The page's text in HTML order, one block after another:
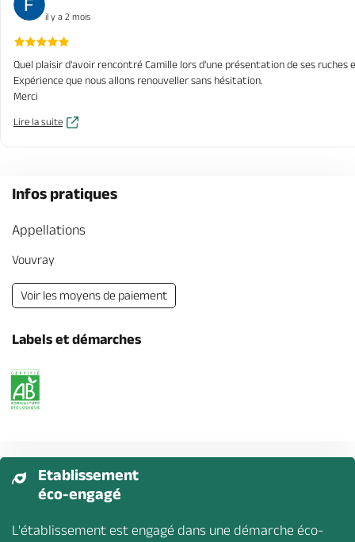
il y a 2 mois
Quel plaisir d'avoir rencontré Camille lors d'une présentation de ses
Expérience que nous allons renouveller sans hésitation.
Merci
Lire la suite
Infos pratiques
Appellations
Vouvray
Voir les moyens de paiement
Labels et démarches
Etablissement
éco-engagé
L'établissement est engagé dans une démarche éco-